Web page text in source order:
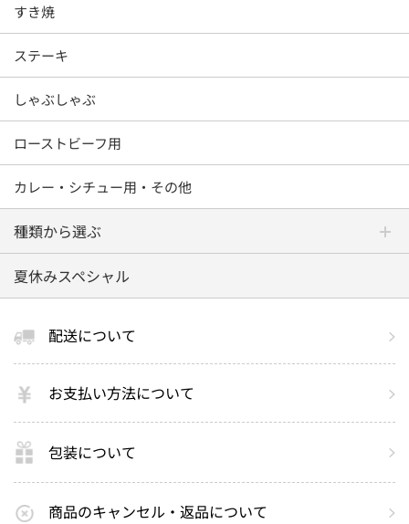
すき焼
ステーキ
しゃぶしゃぶ
ローストビーフ用
カレー・シチュー用・その他
種類から選ぶ
夏休みスペシャル
配送について
お支払い方法について
包装について
商品のキャンセル・返品について